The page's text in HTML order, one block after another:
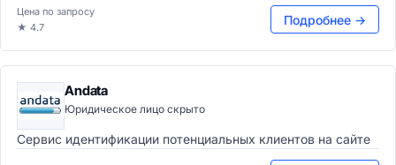
Цена по запросу
★ 4.7
Подробнее →
Andata
Юридическое лицо скрыто
Сервис идентификации потенциальных клиентов на сайте